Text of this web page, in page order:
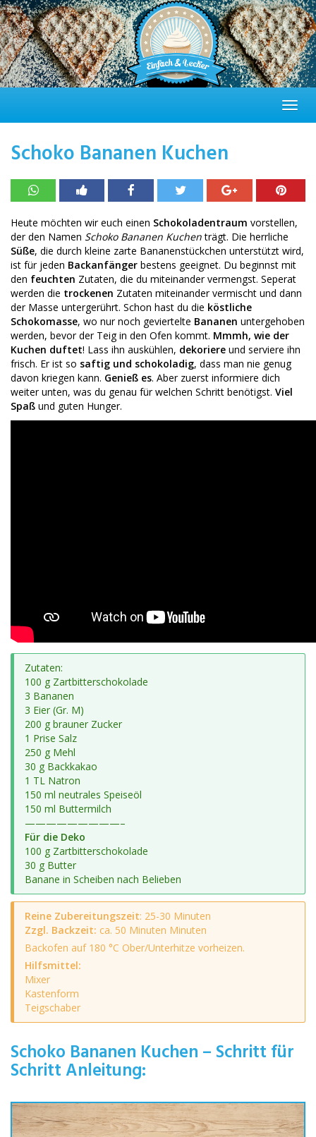
Skip
to
main
content
Schoko Bananen Kuchen
Heute möchten wir euch einen Schokoladentraum vorstellen,
der den Namen Schoko Bananen Kuchenträgt. Die herrliche
Süße, die durch kleine zarte Bananenstückchen unterstützt wird,
ist für jeden Backanfänger bestens geeignet. Du beginnst mit
den feuchten Zutaten, die du miteinander vermengst. Seperat
werden die trockenen Zutaten miteinander vermischt und dann
der Masse untergerührt. Schon hast du die köstliche
Schokomasse, wo nur noch geviertelte Bananen untergehoben
werden, bevor der Teig in den Ofen kommt. Mmmh, wie der
Kuchen duftet! Lass ihn auskühlen, dekoriere und serviere ihn
frisch. Er ist so saftig und schokoladig, dass man nie genug
davon kriegen kann. Genieß es. Aber zuerst informiere dich
weiter unten, was du genau für welchen Schritt benötigst. Viel
Spaß und guten Hunger.
Zutaten:
100 g Zartbitterschokolade
3 Bananen
3 Eier (Gr. M)
200 g brauner Zucker
1 Prise Salz
250 g Mehl
30 g Backkakao
1 TL Natron
150 ml neutrales Speiseöl
150 ml Buttermilch
—————————–
Für die Deko
100 g Zartbitterschokolade
30 g Butter
Banane in Scheiben nach Belieben
Reine Zubereitungszeit: 25-30 Minuten
Zzgl. Backzeit: ca. 50 Minuten Minuten
Backofen auf 180 °C Ober/Unterhitze vorheizen.
Hilfsmittel:
Mixer
Kastenform
Teigschaber
Schoko Bananen Kuchen – Schritt für
Schritt Anleitung: